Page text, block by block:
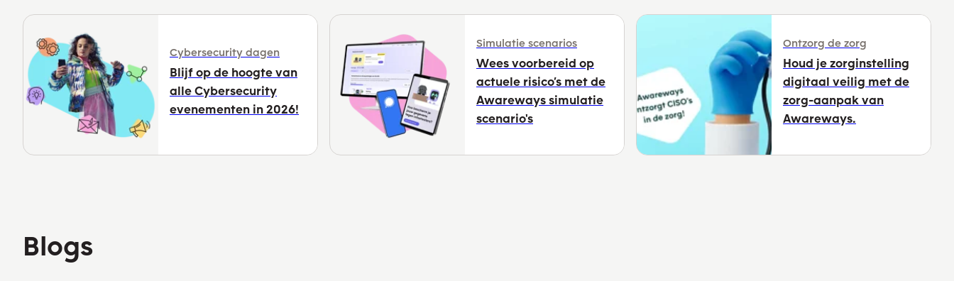
Cybersecurity dagen
Blijf op de hoogte van
alle Cybersecurity
evenementen in 2026!
Simulatie scenarios
Wees voorbereid op
actuele risico’s met de
Awareways simulatie
scenario's
Ontzorg de zorg
Houd je zorginstelling
digitaal veilig met de
zorg-aanpak van
Awareways.
Blogs